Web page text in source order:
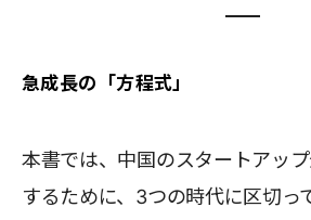
急成長の「方程式」
本書では、中国のスタートアッ
するために、3つの時代に区切っ